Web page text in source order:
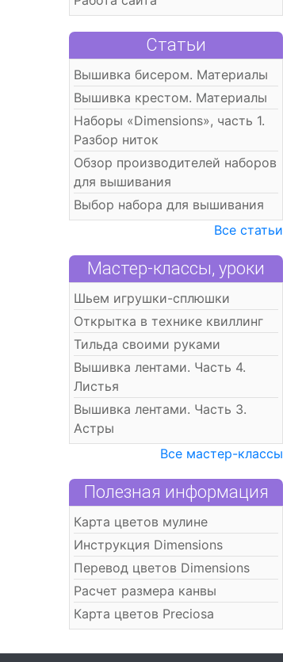
Статьи
Вышивка бисером. Материалы
Вышивка крестом. Материалы
Наборы «Dimensions», часть 1.
Разбор ниток
Обзор производителей наборов
для вышивания
Выбор набора для вышивания
Все статьи
Мастер-классы, уроки
Шьем игрушки-сплюшки
Открытка в технике квиллинг
Тильда своими руками
Вышивка лентами. Часть 4.
Листья
Вышивка лентами. Часть 3.
Астры
Все мастер-классы
Полезная информация
Карта цветов мулине
Инструкция Dimensions
Перевод цветов Dimensions
Расчет размера канвы
Карта цветов Preciosa